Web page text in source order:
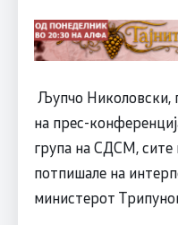
Љупчо Николовски,
на прес-
група на СДСМ, сите
потпишале на
министерот